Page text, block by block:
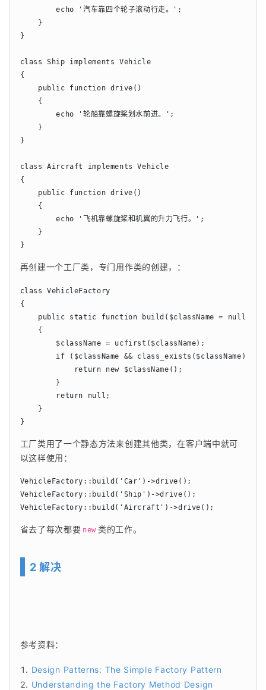
        echo '汽车靠四个轮子滚动行走。';
    }
}
class Ship implements Vehicle
{
    public function drive()
    {
        echo '轮船靠螺旋桨划水前进。';
    }
}
class Aircraft implements Vehicle
{
    public function drive()
    {
        echo '飞机靠螺旋桨和机翼的升力飞行。';
    }
}
再创建一个工厂类，专门用作类的创建，：
class VehicleFactory
{
    public static function build($className = null)
    {
        $className = ucfirst($className);
        if ($className && class_exists($className)) {
            return new $className();
        }
        return null;
    }
}
工厂类用了一个静态方法来创建其他类，在客户端中就可
以这样使用：
VehicleFactory::build('Car')->drive();
VehicleFactory::build('Ship')->drive();
VehicleFactory::build('Aircraft')->drive();
省去了每次都要 new 类的工作。
2 解决
参考资料：
Design Patterns: The Simple Factory Pattern
Understanding the Factory Method Design